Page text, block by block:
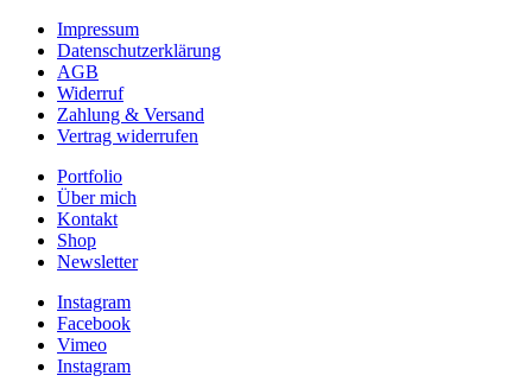
Impressum
Datenschutzerklärung
AGB
Widerruf
Zahlung & Versand
Vertrag widerrufen
Portfolio
Über mich
Kontakt
Shop
Newsletter
Instagram
Facebook
Vimeo
Instagram